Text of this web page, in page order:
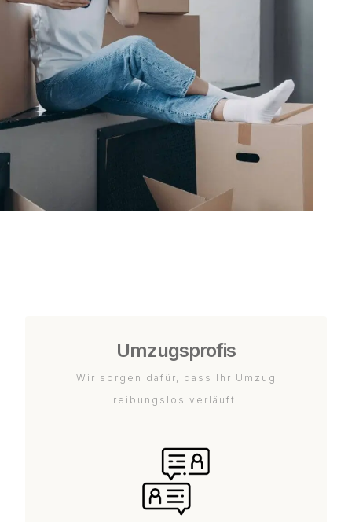
Umzugsprofis
Wir sorgen dafür, dass Ihr Umzug
reibungslos verläuft.